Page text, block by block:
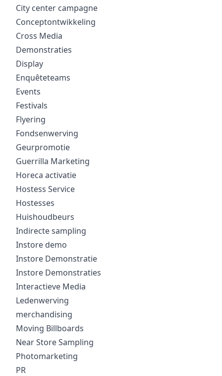
City center campagne
Conceptontwikkeling
Cross Media
Demonstraties
Display
Enquêteteams
Events
Festivals
Flyering
Fondsenwerving
Geurpromotie
Guerrilla Marketing
Horeca activatie
Hostess Service
Hostesses
Huishoudbeurs
Indirecte sampling
Instore demo
Instore Demonstratie
Instore Demonstraties
Interactieve Media
Ledenwerving
merchandising
Moving Billboards
Near Store Sampling
Photomarketing
PR